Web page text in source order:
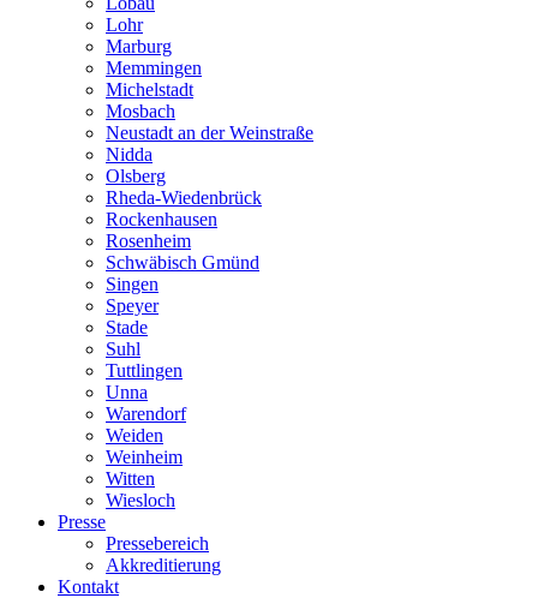
Lohr
Marburg
Memmingen
Michelstadt
Mosbach
Neustadt an der Weinstraße
Nidda
Olsberg
Rheda-Wiedenbrück
Rockenhausen
Rosenheim
Schwäbisch Gmünd
Singen
Speyer
Stade
Suhl
Tuttlingen
Unna
Warendorf
Weiden
Weinheim
Witten
Wiesloch
Presse
Pressebereich
Akkreditierung
Kontakt